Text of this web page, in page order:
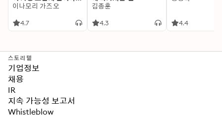
할 첫 번째 질문
이나모리 가즈오
4.7
김종훈
4.3 4.4
스토리텔
기업정보
채용
IR
지속 가능성 보고서
Whistleblow